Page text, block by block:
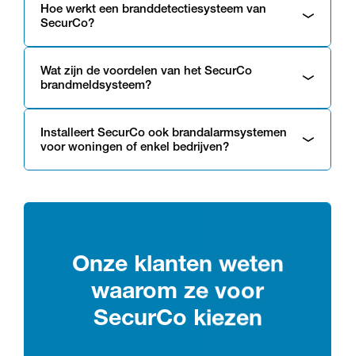
Hoe werkt een branddetectiesysteem van
SecurCo?
Wat zijn de voordelen van het SecurCo
brandmeldsysteem?
Installeert SecurCo ook brandalarmsystemen
voor woningen of enkel bedrijven?
Onze klanten weten
waarom ze voor
SecurCo kiezen